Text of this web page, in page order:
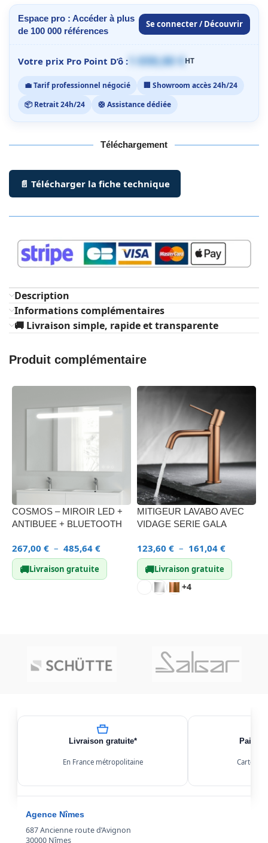
Espace pro : Accéder à plus
de 100 000 références
Se connecter / Découvrir
Votre prix Pro Point D’ô : 1 059,00 €HT
💼 Tarif professionnel négocié
🏢 Showroom accès 24h/24
📦 Retrait 24h/24
🛟 Assistance dédiée
Téléchargement
📄 Télécharger la fiche technique
Description
Informations complémentaires
🚚 Livraison simple, rapide et transparente
Produit complémentaire
COSMOS – MIROIR LED +
ANTIBUEE + BLUETOOTH
267,00 € – 485,64 €
🚚Livraison gratuite
MITIGEUR LAVABO AVEC
VIDAGE SERIE GALA
123,60 € – 161,04 €
🚚Livraison gratuite
+4
Livraison gratuite*
En France métropolitaine Carte,
Agence Nîmes
687 Ancienne route d’Avignon
30000 Nîmes